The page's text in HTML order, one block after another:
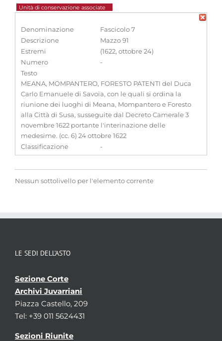
Unità di conservazione associate
Denominazione
Fascicolo 7
Descrizione
Mazzo 91
Estremi
(1622, ottobre 24)
Numero
-
Testo
MEANA, MOMPANTERO, FORESTO PATENTI del Duca
Carlo Emanuele di Savoia, con le quali si ordina la
riunione dei luoghi di Meana, Mompantero e Foresto
alla Città di Susa, susseguite dal Decreto Camerale 3
novembre 1622 portante l'interinazione delle
medesime. (cc. 6) 24 ottobre 1622
Classificazione
-
Nessun sottolivello per l'elemento corrente
LE SEDI DELL’ASTO
Sezione Corte
Archivi Juvarriani
Piazza Castello, 209
Tel: +39 011 5624431
Sezioni Riunite